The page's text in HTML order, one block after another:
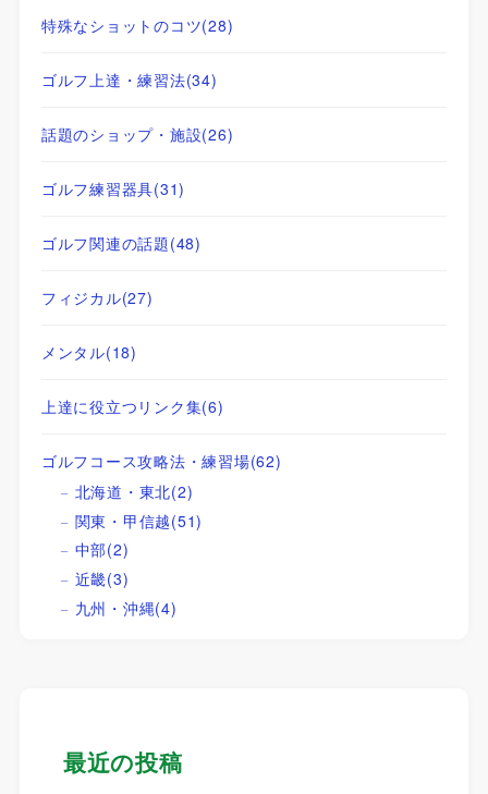
特殊なショットのコツ(28)
ゴルフ上達・練習法(34)
話題のショップ・施設(26)
ゴルフ練習器具(31)
ゴルフ関連の話題(48)
フィジカル(27)
メンタル(18)
上達に役立つリンク集(6)
ゴルフコース攻略法・練習場(62)
北海道・東北(2)
関東・甲信越(51)
中部(2)
近畿(3)
九州・沖縄(4)
最近の投稿